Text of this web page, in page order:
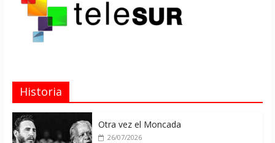
Historia
Otra vez el Moncada
26/07/2026